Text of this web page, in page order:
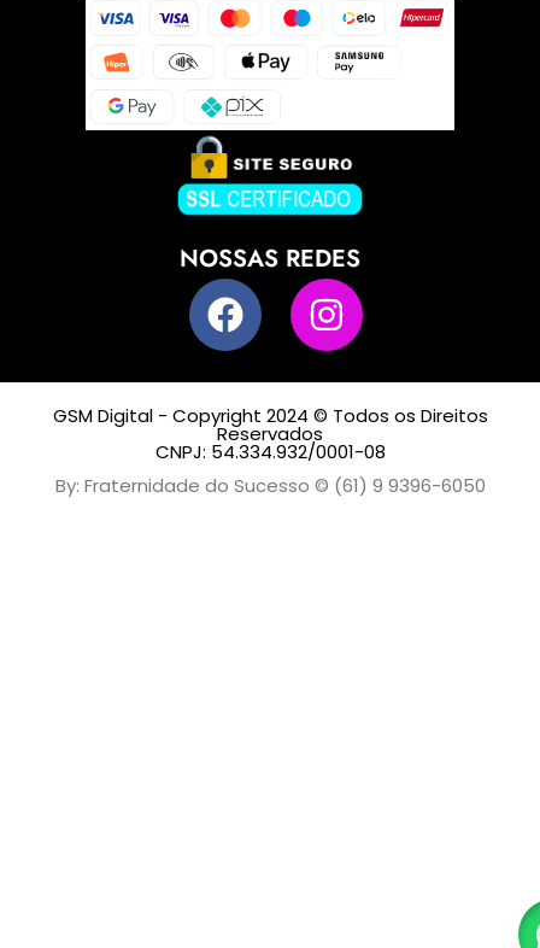
NOSSAS REDES
GSM Digital - Copyright 2024 © Todos os Direitos
Reservados
CNPJ: 54.334.932/0001-08
By: Fraternidade do Sucesso © (61) 9 9396-6050